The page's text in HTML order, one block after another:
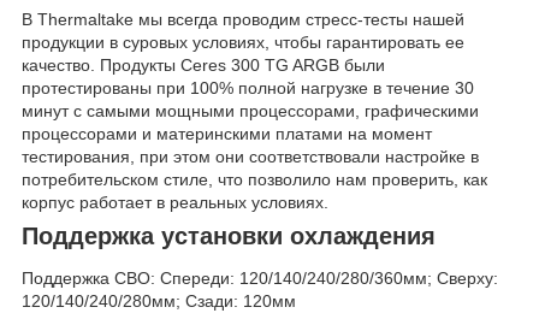
В Thermaltake мы всегда проводим стресс-тесты нашей
продукции в суровых условиях, чтобы гарантировать ее
качество. Продукты Ceres 300 TG ARGB были
протестированы при 100% полной нагрузке в течение 30
минут с самыми мощными процессорами, графическими
процессорами и материнскими платами на момент
тестирования, при этом они соответствовали настройке в
потребительском стиле, что позволило нам проверить, как
корпус работает в реальных условиях.
Поддержка установки охлаждения
Поддержка СВО: Спереди: 120/140/240/280/360мм; Сверху:
120/140/240/280мм; Сзади: 120мм